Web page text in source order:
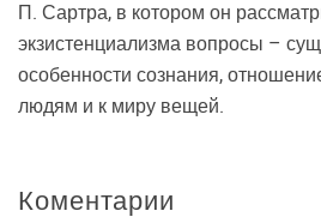
П. Сартра, в котором он
экзистенциализма вопросы –
особенности сознания,
людям и к миру вещей.
Коментарии